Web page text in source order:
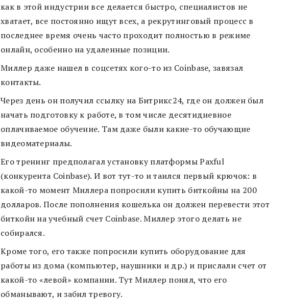
как в этой индустрии все делается быстро, специалистов не
хватает, все постоянно ищут всех, а рекрутинговый процесс в
последнее время очень часто проходит полностью в режиме
онлайн, особенно на удаленные позиции.
Миллер даже нашел в соцсетях кого-то из Coinbase, завязал
контакты.
Через день он получил ссылку на Битрикс24, где он должен был
начать подготовку к работе, в том числе десятидневное
оплачиваемое обучение. Там даже были какие-то обучающие
видеоматериалы.
Его тренинг предполагал установку платформы Paxful
(конкурента Coinbase). И вот тут-то и таился первый крючок: в
какой-то момент Миллера попросили купить биткойны на 200
долларов. После пополнения кошелька он должен перевести этот
биткойн на учебный счет Coinbase. Миллер этого делать не
собирался.
Кроме того, его также попросили купить оборудование для
работы из дома (компьютер, наушники и др.) и прислали счет от
какой-то «левой» компании. Тут Миллер понял, что его
обманывают, и забил тревогу.